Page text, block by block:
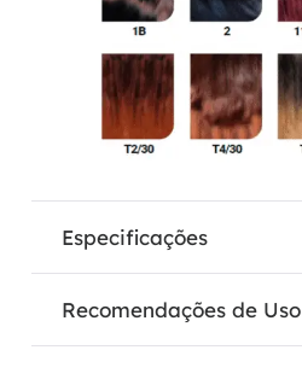
Especificações
Recomendações de Uso